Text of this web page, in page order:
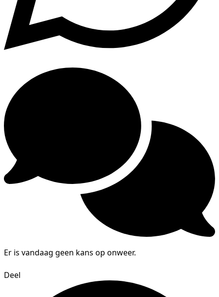
Er is vandaag geen kans op onweer.
Deel